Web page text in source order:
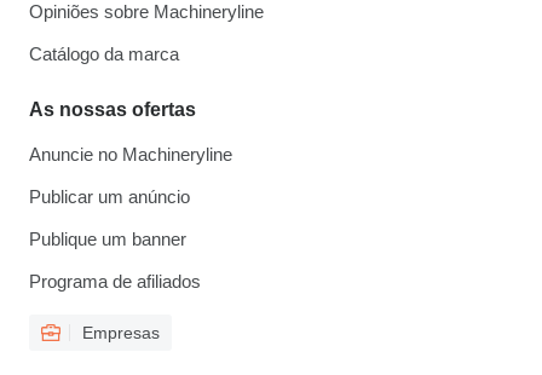
Opiniões sobre Machineryline
Catálogo da marca
As nossas ofertas
Anuncie no Machineryline
Publicar um anúncio
Publique um banner
Programa de afiliados
Empresas